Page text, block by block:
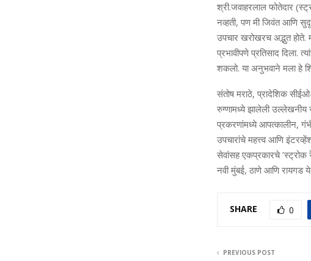
श्री.जवाहरलाल फोतेदार
नव्हती, पण मी जिवंत आणि
उपचार खरोखरच अद्भुत होते.
प्रभावीपणे प्रतिसाद दिला.
शकलो. या अनुभवाने मला हे
संतोष मराठे, प्रादेशिक
रुग्णामध्ये झालेली उल्लेखनीय
प्रकरणांमध्ये आपत्कालीन,
उपचारांचे महत्त्व आणि
सेवांसह एकप्रकारचे ’स्ट्रोक
नवी मुंबई, ठाणे आणि रायगड
SHARE 0
PREVIOUS POST